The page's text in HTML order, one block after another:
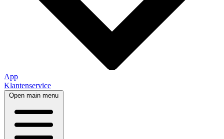
App
Klantenservice
Open main menu